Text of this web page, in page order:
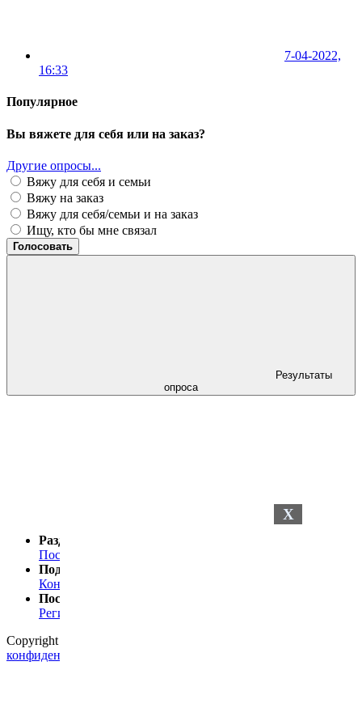
X
7-04-2022,
16:33
Популярное
Вы вяжете для себя или на заказ?
Другие опросы...
Вяжу для себя и семьи
Вяжу на заказ
Вяжу для себя/семьи и на заказ
Ищу, кто бы мне связал
Голосовать
Результаты
опроса
Разделы сайта
Последние новости
Поддержка
Контакты
Посетителю
Регистрация
Copyright © 2024
конфиденциальности